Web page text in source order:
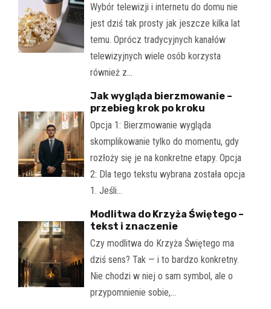
Wybór telewizji i internetu do domu nie
jest dziś tak prosty jak jeszcze kilka lat
temu. Oprócz tradycyjnych kanałów
telewizyjnych wiele osób korzysta
również z…
Jak wygląda bierzmowanie –
przebieg krok po kroku
Opcja 1: Bierzmowanie wygląda
skomplikowanie tylko do momentu, gdy
rozłoży się je na konkretne etapy. Opcja
2: Dla tego tekstu wybrana została opcja
1. Jeśli…
Modlitwa do Krzyża Świętego –
tekst i znaczenie
Czy modlitwa do Krzyża Świętego ma
dziś sens? Tak — i to bardzo konkretny.
Nie chodzi w niej o sam symbol, ale o
przypomnienie sobie,…